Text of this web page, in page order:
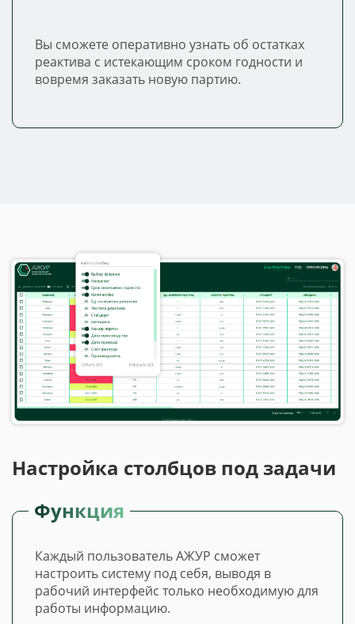
Вы сможете оперативно узнать об остатках
реактива с истекающим сроком годности и
вовремя заказать новую партию.
Настройка столбцов под задачи
Функция
Каждый пользователь АЖУР сможет
настроить систему под себя, выводя в
рабочий интерфейс только необходимую для
работы информацию.